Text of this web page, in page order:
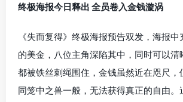
终极海报今日释出 全员卷入金钱漩涡
《失而复得》终极海报预告双发，海报
的美金，八位主角深陷其中，同时可以清
都被铁丝刺绳围住，金钱虽然近在咫尺，
同笼中之兽一般，无法获得真正的自由。